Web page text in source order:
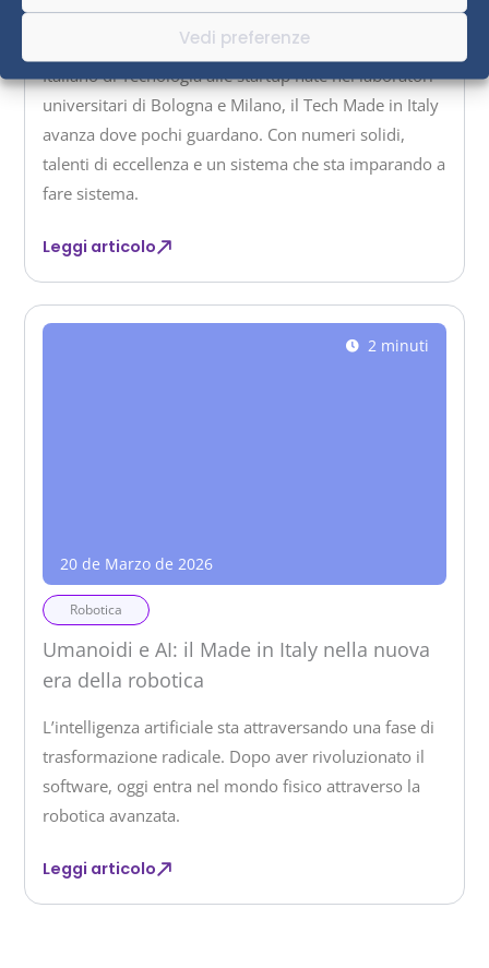
Vedi preferenze
primo settore per raccolta di capitali nel Paese, con
413 milioni di euro. Dai robot umanoidi dell'Istituto
Italiano di Tecnologia alle startup nate nei laboratori
universitari di Bologna e Milano, il Tech Made in Italy
avanza dove pochi guardano. Con numeri solidi,
talenti di eccellenza e un sistema che sta imparando a
fare sistema.
Leggi articolo
2 minuti
20 de Marzo de 2026
Robotica
Umanoidi e AI: il Made in Italy nella nuova
era della robotica
L’intelligenza artificiale sta attraversando una fase di
trasformazione radicale. Dopo aver rivoluzionato il
software, oggi entra nel mondo fisico attraverso la
robotica avanzata.
Leggi articolo